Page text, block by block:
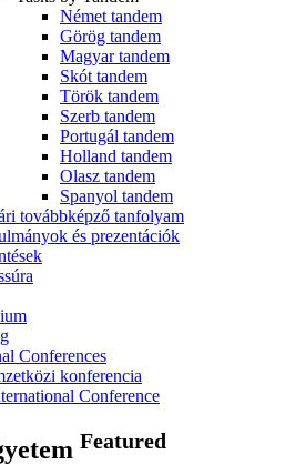
Német tandem
Görög tandem
Magyar tandem
Skót tandem
Török tandem
Szerb tandem
Portugál tandem
Holland tandem
Olasz tandem
Spanyol tandem
továbbképző tanfolyam
és prezentációk
Conferences
konferencia
Conference
Featured